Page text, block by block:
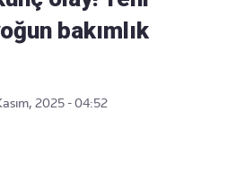
bakımlık
2025 - 04:52